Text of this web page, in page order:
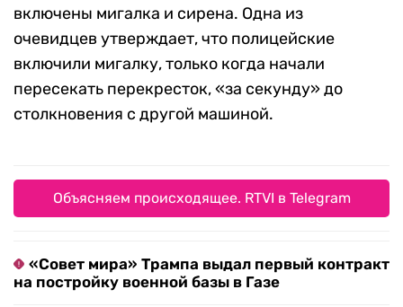
включены мигалка и сирена. Одна из
очевидцев утверждает, что полицейские
включили мигалку, только когда начали
пересекать перекресток, «за секунду» до
столкновения с другой машиной.
Объясняем происходящее. RTVI в Telegram
«Совет мира» Трампа выдал первый контракт
на постройку военной базы в Газе